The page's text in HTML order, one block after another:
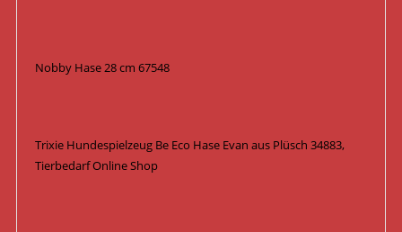
Nobby Hase 28 cm 67548
Trixie Hundespielzeug Be Eco Hase Evan aus Plüsch 34883,
Tierbedarf Online Shop